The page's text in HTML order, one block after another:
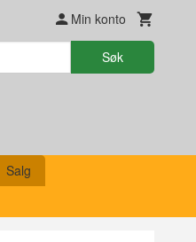
Min konto
Søk
Salg